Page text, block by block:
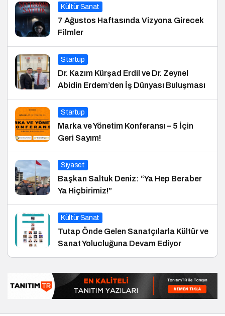
Kültür Sanat
7 Ağustos Haftasında Vizyona Girecek
Filmler
Startup
Dr. Kazım Kürşad Erdil ve Dr. Zeynel
Abidin Erdem’den İş Dünyası Buluşması
Startup
Marka ve Yönetim Konferansı – 5 İçin
Geri Sayım!
Siyaset
Başkan Saltuk Deniz: “Ya Hep Beraber
Ya Hiçbirimiz!”
Kültür Sanat
Tutap Önde Gelen Sanatçılarla Kültür ve
Sanat Yolucluğuna Devam Ediyor